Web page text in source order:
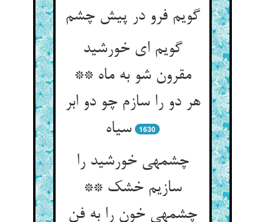
گویم فرو در پیش چشم‏
گویم ای خورشید
مقرون شو به ماه **
هر دو را سازم چو دو ابر
سیاه‏
1630
چشمه‏ی خورشید را
سازیم خشک **
چشمه‏ی خون را به فن